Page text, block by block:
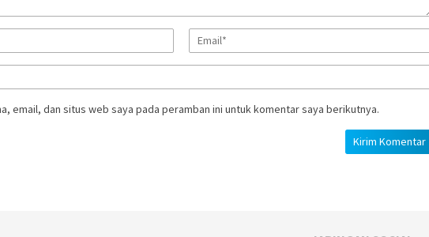
email, dan situs web saya pada peramban ini untuk komentar saya berikutnya.